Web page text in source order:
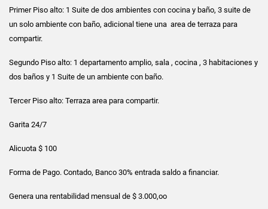
Primer Piso alto: 1 Suite de dos ambientes con cocina y baño, 3 suite de
un solo ambiente con baño, adicional tiene una area de terraza para
compartir.
Segundo Piso alto: 1 departamento amplio, sala , cocina , 3 habitaciones y
dos baños y 1 Suite de un ambiente con baño.
Tercer Piso alto: Terraza area para compartir.
Garita 24/7
Alicuota $ 100
Forma de Pago. Contado, Banco 30% entrada saldo a financiar.
Genera una rentabilidad mensual de $ 3.000,oo